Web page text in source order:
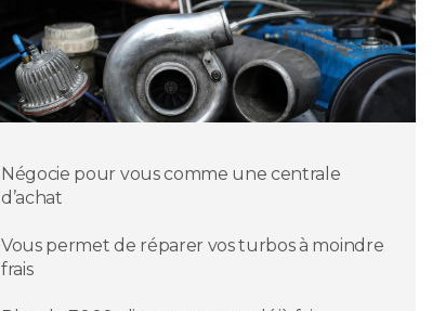
Négocie pour vous comme une centrale
d’achat
Vous permet de réparer vos turbos à moindre
frais